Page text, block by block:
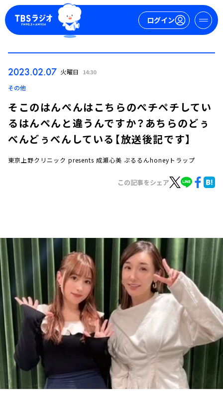
ログイン
イベント・グッズ
YouTube
会社情報
2023.02.07 火曜日 14:30
その他
そこのはんぺんはこちらのぺチペチしてい
るはんぺんと違うんですか？あちらのどぅ
べんどぅべんしている【放送後記です】
東京上野クリニック presents 成瀬心美 ぷるるんhoneyトラップ
この記事をシェア